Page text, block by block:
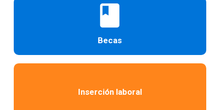
book
Becas
Inserción laboral